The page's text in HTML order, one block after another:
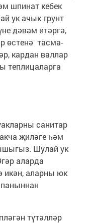
шпинат кебек
ук ачык грунт
дәвам итәргә,
өстенә тасма-
кардан валлар
теплицаларга
санитар
җиләге һәм
Шулай ук
аларда
икән, аларны юк
түтәлләр